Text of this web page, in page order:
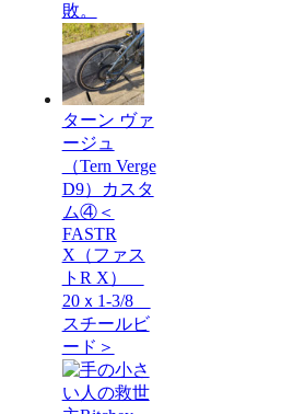
敗。
ターン ヴァ
ージュ
（Tern Verge
D9）カスタ
ム④＜
FASTR
X（ファス
トR X）
20ｘ1-3/8
スチールビ
ード＞